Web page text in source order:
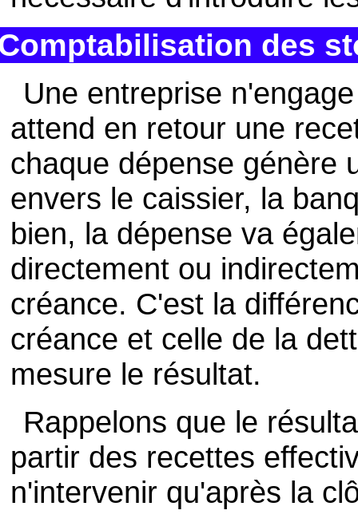
des
Une entreprise
attend en retour une
chaque dépense génère
envers le caissier, la
bien, la dépense va
directement ou
créance. C'est la
créance et celle de la
mesure le résultat.
Rappelons que le
partir des recettes
n'intervenir qu'après la